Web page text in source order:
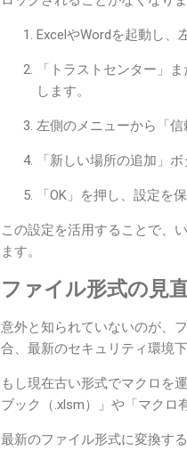
ExcelやWordを起動し、
「トラストセンター」
します。
左側のメニューから「信
「新しい場所の追加」
「OK」を押し、設定を
この設定を活用することで、
ます。
ファイル形式の見
意外と知られていないのが、
合、最新のセキュリティ環境
もし現在古い形式でマクロを
ブック（.xlsm）」や「マクロ
最新のファイル形式に変換す